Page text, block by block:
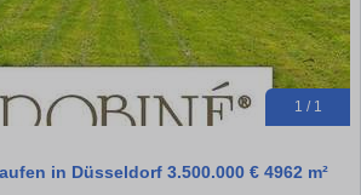
1 / 1
in Düsseldorf 3.500.000 € 4962 m²